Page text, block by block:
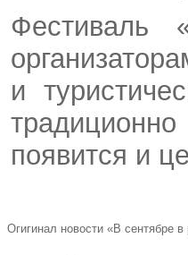
Фестиваль
и
появится и
Огигинал новости «В сентябре